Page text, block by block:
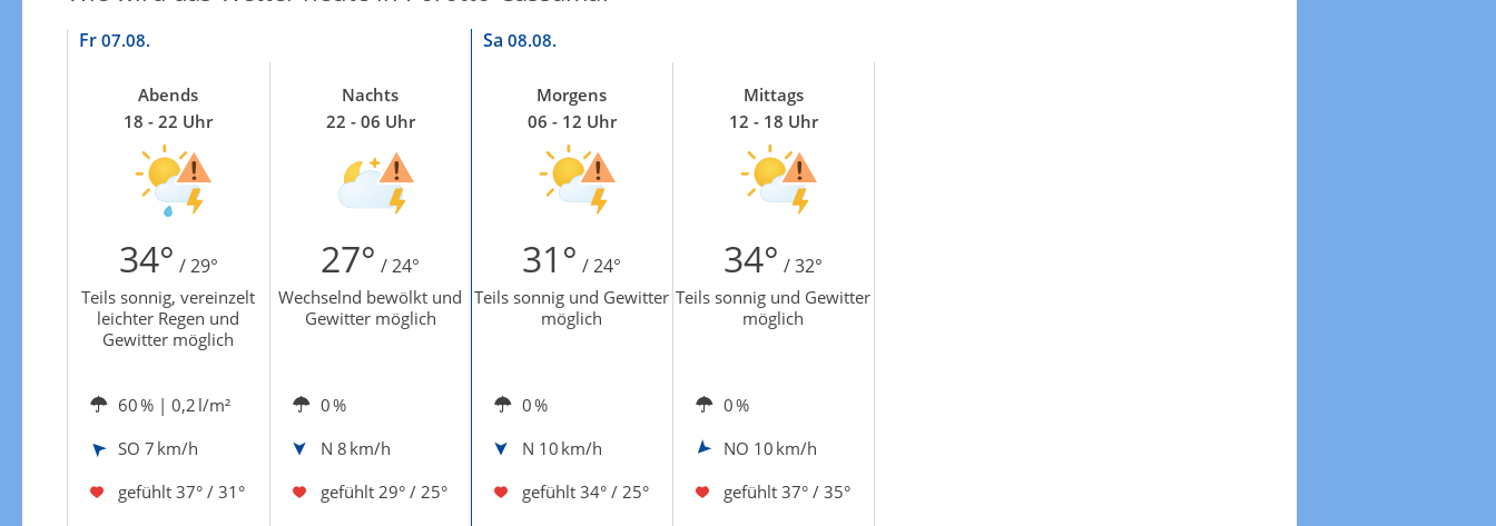
Fr 07.08. Sa 08.08.
Abends
18 - 22 Uhr
Nachts
22 - 06 Uhr
Morgens
06 - 12 Uhr
Mittags
12 - 18 Uhr
34° / 29° 27° / 24° 31° / 24° 34° / 32°
Teils sonnig, vereinzelt
leichter Regen und
Gewitter möglich
Wechselnd bewölkt und
Gewitter möglich
Teils sonnig und Gewitter
möglich
Teils sonnig und Gewitter
möglich
60 % | 0,2 l/m² 0 % 0 %
0 %
SO 7 km/h N 8 km/h N 10 km/h NO 10 km/h
gefühlt 37° / 31° gefühlt 29° / 25° gefühlt 34° / 25° gefühlt 37° / 35°